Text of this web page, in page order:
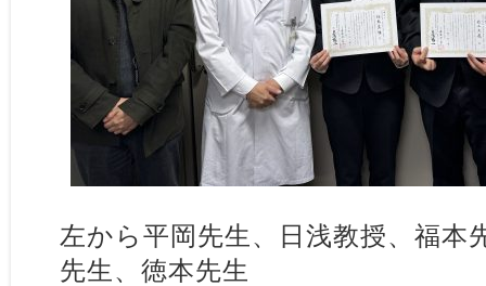
左から平岡先生、日浅教授、福本
先生、徳本先生